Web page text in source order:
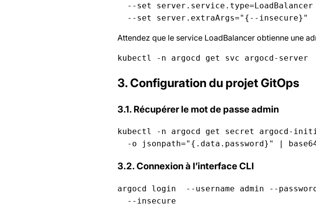
--set server.service.type=LoadBalancer
  --set server.extraArgs="{--insecure}"
Attendez que le service LoadBalancer obtienne une
kubectl -n argocd get svc argocd-server
3. Configuration du projet GitOps
3.1. Récupérer le mot de passe admin
kubectl -n argocd get secret argocd-
-o jsonpath="{.data.password}" |
3.2. Connexion à l’interface CLI
argocd login --username admin --
  --insecure